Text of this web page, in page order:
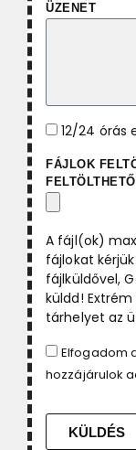
ÜZENET
12/24 órás
FÁJLOK
A fájl(ok)
fájlokat
fájlküldővel,
küldd!
tárhelyet az
Elfogadom
hozzájárulok
KÜLDÉS